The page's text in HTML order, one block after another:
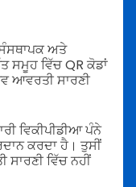
ਅਤੇ
ਸਮੂਹ ਵਿੱਚ QR ਕੋਡਾਂ
ਆਵਰਤੀ ਸਾਰਣੀ
ਵਿਕੀਪੀਡੀਆ ਪੰਨੇ
ਕਰਦਾ ਹੈ। ਤੁਸੀਂ
ਵਿੱਚ ਨਹੀਂ